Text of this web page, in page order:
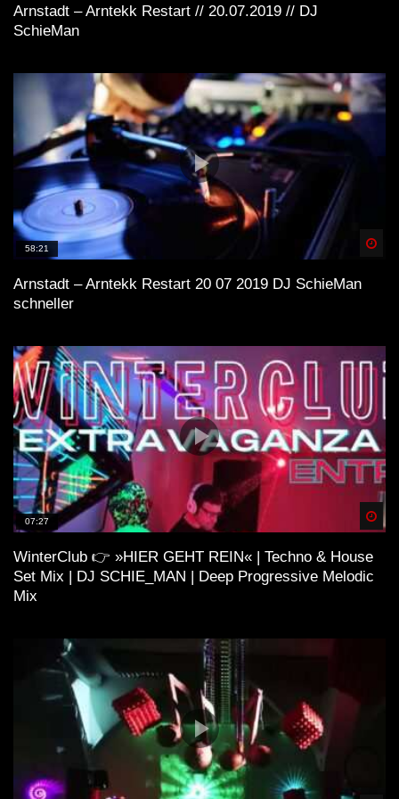
TIEFTEKKER | TWOSTYLEZZ |
MAYTRIXX
GEFÜHLSTEKK | PART 2 | SET | |
2020| KLATSCHKIND |TIEFTEKKER |
CALYPSO | MOSHTEKK | ROLEXZ |
ECHSE
Arnstadt – Arntekk Restart // 20.07.2019 // DJ
SchieMan
58:21
Arnstadt – Arntekk Restart 20 07 2019 DJ SchieMan
schneller
07:27
WinterClub 👉 »HIER GEHT REIN« | Techno & House
Set Mix | DJ SCHIE_MAN | Deep Progressive Melodic
Mix